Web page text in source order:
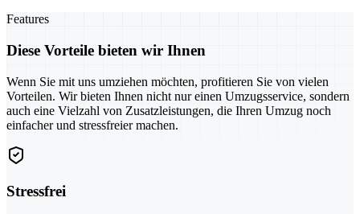
Features
Diese Vorteile bieten wir Ihnen
Wenn Sie mit uns umziehen möchten, profitieren Sie von vielen
Vorteilen. Wir bieten Ihnen nicht nur einen Umzugsservice, sondern
auch eine Vielzahl von Zusatzleistungen, die Ihren Umzug noch
einfacher und stressfreier machen.
Stressfrei